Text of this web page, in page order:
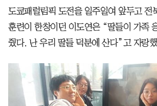
도쿄패럴림픽 도전을 일주일여 앞두고 전
훈련이 한창이던 이도연은 “딸들이 가족
줬다. 난 우리 딸들 덕분에 산다”고 자랑